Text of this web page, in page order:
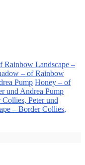
Rainbow Landscape –
– of Rainbow
Pump Honey – of
und Andrea Pump
Peter und
– Border Collies,